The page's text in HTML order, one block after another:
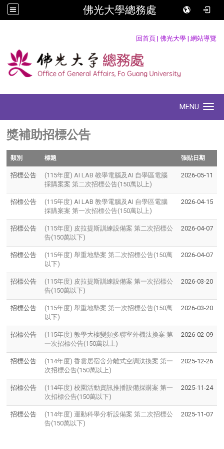
佛光大學總務處
回首頁 | 佛光大學 | 網站導覽
MENU
獎補助招標公告
類別 標題 張貼日期
招標公告
(115年度) AI LAB 教學電腦及AI 自學區電腦
採購案案 第二次招標公告(150萬以上)
2026-05-11
招標公告
(115年度) AI LAB 教學電腦及AI 自學區電腦
採購案案 第一次招標公告(150萬以上)
2026-04-15
招標公告
(115年度) 皮拉提斯訓練設備案 第二次招標公
告(150萬以下)
2026-04-07
招標公告
(115年度) 舉重地墊案 第二次招標公告(150萬
以下)
2026-04-07
招標公告
(115年度) 皮拉提斯訓練設備案 第一次招標公
告(150萬以下)
2026-03-20
招標公告
(115年度) 舉重地墊案 第一次招標公告(150萬
以下)
2026-03-20
招標公告
(115年度) 教學大樓變頻多聯室外機汰換案 第
一次招標公告(150萬以上)
2026-02-09
招標公告
(114年度) 香雲居宿舍分離式空調汰換案 第一
次招標公告(150萬以上)
2025-12-26
招標公告
(114年度) 校園活動資訊推播設備採購案 第一
次招標公告(150萬以下)
2025-11-24
招標公告
(114年度) 運動科學分析設備案 第二次招標公
告(150萬以下)
2025-11-07